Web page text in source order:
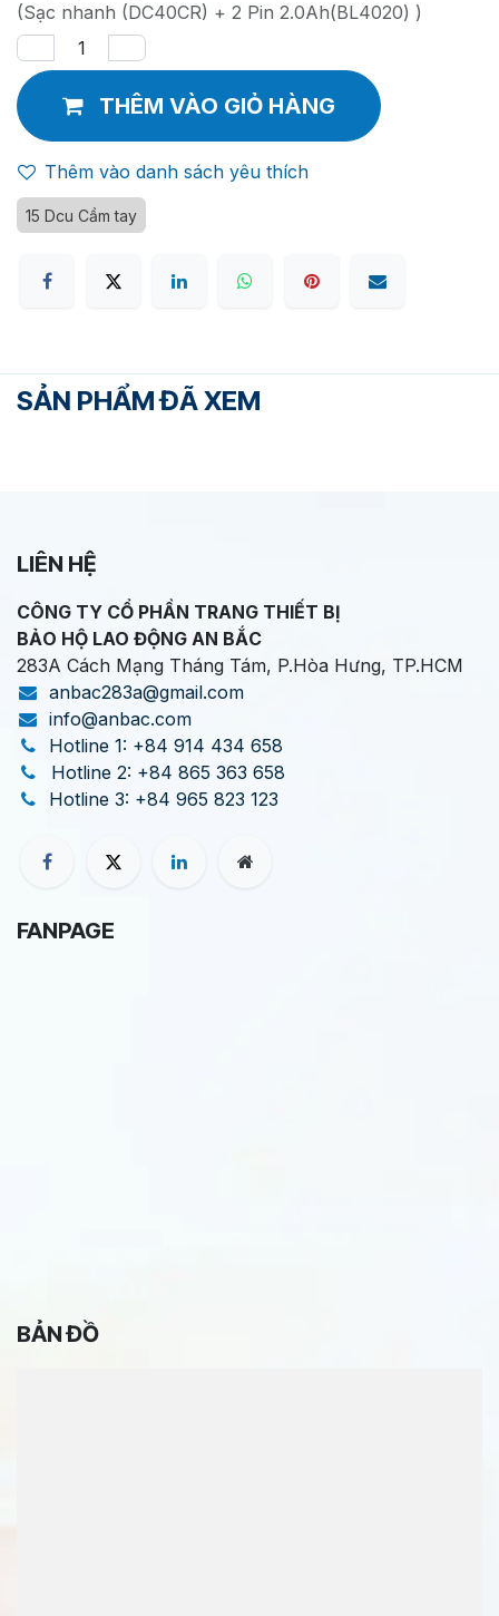
(Sạc nhanh (DC40CR) + 2 Pin 2.0Ah(BL4020) )
THÊM VÀO GIỎ HÀNG
Thêm vào danh sách yêu thích
15 Dcu Cầm tay
SẢN PHẨM ĐÃ XEM
LIÊN HỆ
CÔNG TY CỔ PHẦN TRANG THIẾT BỊ
BẢO HỘ LAO ĐỘNG AN BẮC
283A Cách Mạng Tháng Tám, P.Hòa Hưng, TP.HCM
anbac283a@gmail.com
info@anbac.com
Hotline 1: +84 914 434 658
Hotline 2: +84 865 363 658
Hotline 3: +84 965 823 123
FANPAGE
BẢN ĐỒ